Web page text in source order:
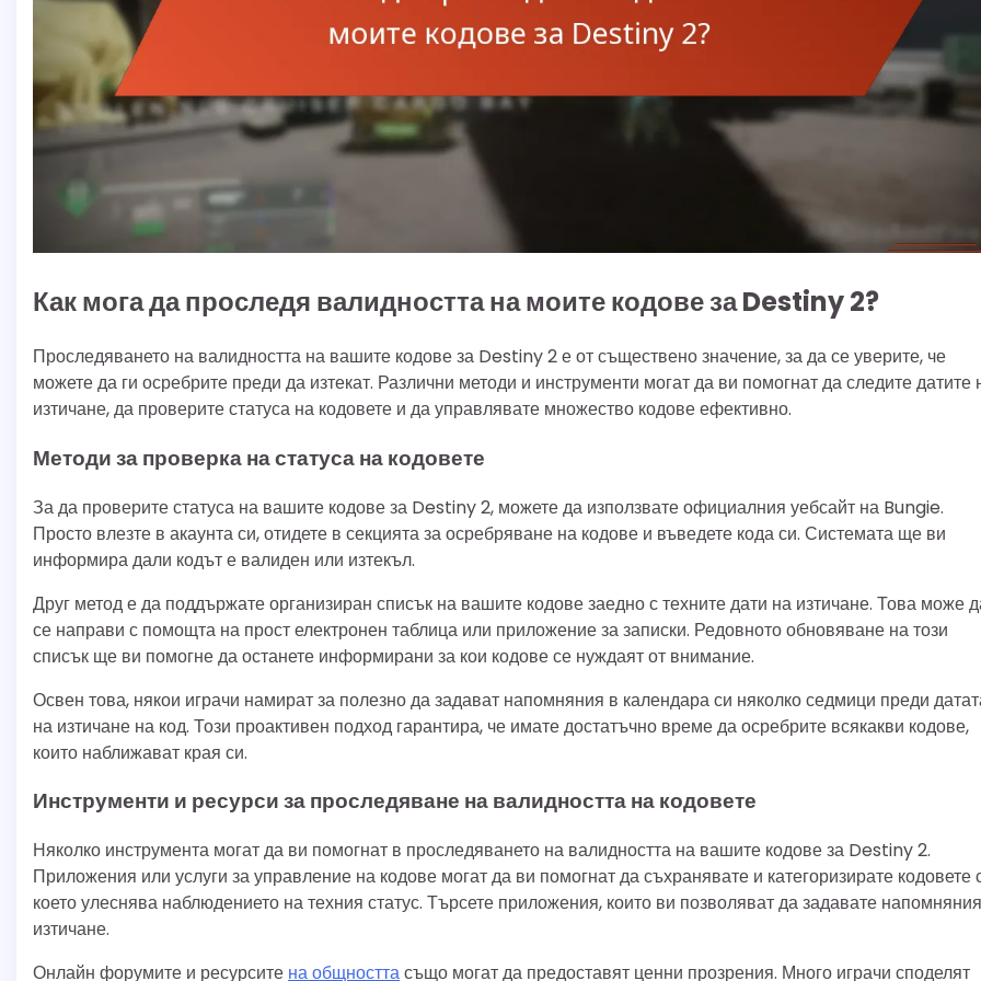
Как мога да проследя валидността на моите кодове за Destiny 2?
Проследяването на валидността на вашите кодове за Destiny 2 е от съществено значение, за да се уверите, че
можете да ги осребрите преди да изтекат. Различни методи и инструменти могат да ви помогнат да следите датите
изтичане, да проверите статуса на кодовете и да управлявате множество кодове ефективно.
Методи за проверка на статуса на кодовете
За да проверите статуса на вашите кодове за Destiny 2, можете да използвате официалния уебсайт на Bungie.
Просто влезте в акаунта си, отидете в секцията за осребряване на кодове и въведете кода си. Системата ще ви
информира дали кодът е валиден или изтекъл.
Друг метод е да поддържате организиран списък на вашите кодове заедно с техните дати на изтичане. Това може
се направи с помощта на прост електронен таблица или приложение за записки. Редовното обновяване на този
списък ще ви помогне да останете информирани за кои кодове се нуждаят от внимание.
Освен това, някои играчи намират за полезно да задават напомняния в календара си няколко седмици преди
на изтичане на код. Този проактивен подход гарантира, че имате достатъчно време да осребрите всякакви кодове,
които наближават края си.
Инструменти и ресурси за проследяване на валидността на кодовете
Няколко инструмента могат да ви помогнат в проследяването на валидността на вашите кодове за Destiny 2.
Приложения или услуги за управление на кодове могат да ви помогнат да съхранявате и категоризирате кодовете
което улеснява наблюдението на техния статус. Търсете приложения, които ви позволяват да задавате
изтичане.
Онлайн форумите и ресурсите на общносттасъщо могат да предоставят ценни прозрения. Много играчи споделят